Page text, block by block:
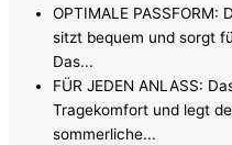
OPTIMALE PASSFORM:
sitzt bequem und sorgt
Das...
FÜR JEDEN ANLASS:
Tragekomfort und legt
sommerliche...